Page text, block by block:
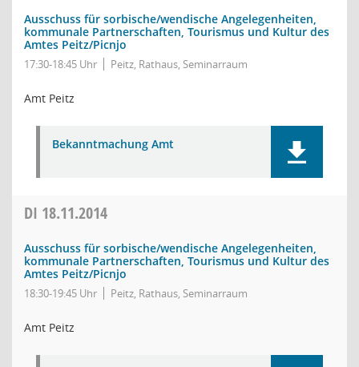
Ausschuss für sorbische/wendische Angelegenheiten,
kommunale Partnerschaften, Tourismus und Kultur des
Amtes Peitz/Picnjo
17:30-18:45 Uhr Peitz, Rathaus, Seminarraum
Amt Peitz
Bekanntmachung Amt
DI 18.11.2014
Ausschuss für sorbische/wendische Angelegenheiten,
kommunale Partnerschaften, Tourismus und Kultur des
Amtes Peitz/Picnjo
18:30-19:45 Uhr Peitz, Rathaus, Seminarraum
Amt Peitz